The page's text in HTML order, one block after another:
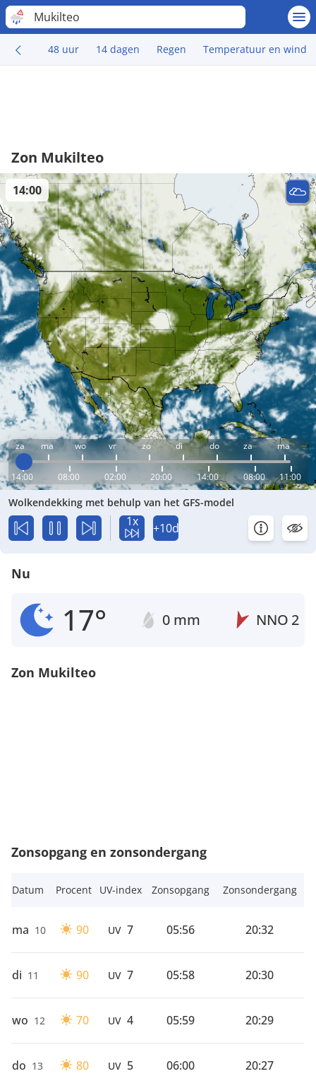
Mukilteo
48 uur 14 dagen Regen Temperatuur en wind
Zon Mukilteo
za ma wo vr zo di do za ma
14:00 08:00 02:00 20:00 14:00 08:00 11:00
14:00
Wolkendekking met behulp van het GFS-model
1x +10d
Nu
17° 0 mm NNO 2
Zon Mukilteo
Zonsopgang en zonsondergang
Datum Procent UV-index Zonsopgang Zonsondergang
ma 10 90 UV 7 05:56 20:32
di 11 90 UV 7 05:58 20:30
wo 12 70 UV 4 05:59 20:29
do 13 80 UV 5 06:00 20:27